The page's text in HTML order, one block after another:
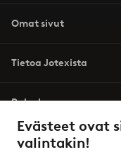
Evästeet ovat
valintakin!
Omat sivut
Tietoa Jotexista
Palvelumme
Ehdot